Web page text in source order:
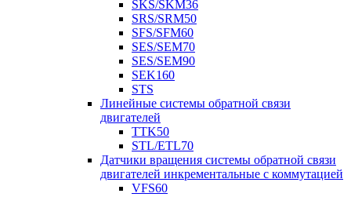
SKS/SKM36
SRS/SRM50
SFS/SFM60
SES/SEM70
SES/SEM90
SEK160
STS
Линейные системы обратной связи
двигателей
TTK50
STL/ETL70
Датчики вращения системы обратной связи
двигателей инкрементальные с коммутацией
VFS60